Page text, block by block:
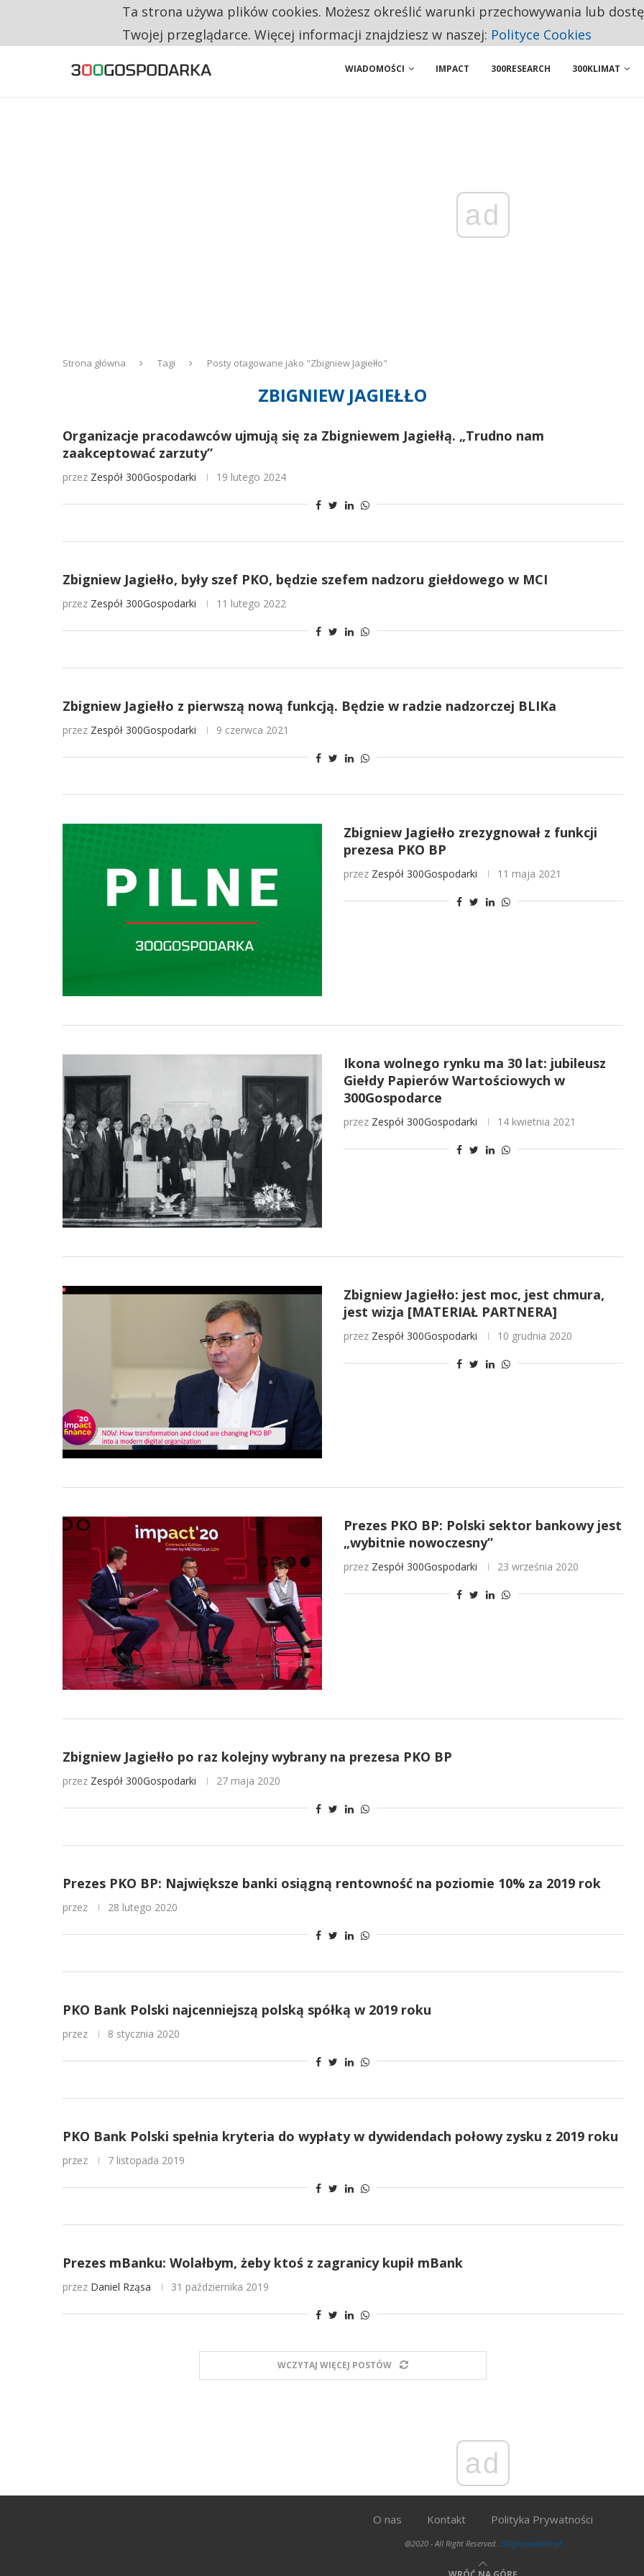
TRZECH NA CZTERECH PONOWNIE ZAŁOŻYŁOBY WŁASNĄ FIRMĘ. INNYM JUŻ TAK ŁATWO JEJ NIE POLECAJĄ
WIADOMOŚCI IMPACT 300RESEARCH 300KLIMAT
ad
Strona główna Tagi Posty otagowane jako "Zbigniew Jagiełło"
ZBIGNIEW JAGIEŁŁO
Organizacje pracodawców ujmują się za Zbigniewem Jagiełłą. „Trudno nam
zaakceptować zarzuty”
przez Zespół 300Gospodarki 19 lutego 2024
Zbigniew Jagiełło, były szef PKO, będzie szefem nadzoru giełdowego w MCI
przez Zespół 300Gospodarki 11 lutego 2022
Zbigniew Jagiełło z pierwszą nową funkcją. Będzie w radzie nadzorczej BLIKa
przez Zespół 300Gospodarki 9 czerwca 2021
Zbigniew Jagiełło zrezygnował z funkcji
prezesa PKO BP
przez Zespół 300Gospodarki 11 maja 2021
Ikona wolnego rynku ma 30 lat: jubileusz
Giełdy Papierów Wartościowych w
300Gospodarce
przez Zespół 300Gospodarki 14 kwietnia 2021
Zbigniew Jagiełło: jest moc, jest chmura,
jest wizja [MATERIAŁ PARTNERA]
przez Zespół 300Gospodarki 10 grudnia 2020
Prezes PKO BP: Polski sektor bankowy jest
„wybitnie nowoczesny”
przez Zespół 300Gospodarki 23 września 2020
Zbigniew Jagiełło po raz kolejny wybrany na prezesa PKO BP
przez Zespół 300Gospodarki 27 maja 2020
Prezes PKO BP: Największe banki osiągną rentowność na poziomie 10% za 2019 rok
przez 28 lutego 2020
PKO Bank Polski najcenniejszą polską spółką w 2019 roku
przez 8 stycznia 2020
PKO Bank Polski spełnia kryteria do wypłaty w dywidendach połowy zysku z 2019 roku
przez 7 listopada 2019
Prezes mBanku: Wolałbym, żeby ktoś z zagranicy kupił mBank
przez Daniel Rząsa 31 października 2019
WCZYTAJ WIĘCEJ POSTÓW
ad
O nas Kontakt Polityka Prywatności
@2020 - All Right Reserved. 300gospodarka.pl
Ta strona używa plików cookies. Możesz określić warunki przechowywania lub
Twojej przeglądarce. Więcej informacji znajdziesz w naszej: Polityce Cookies